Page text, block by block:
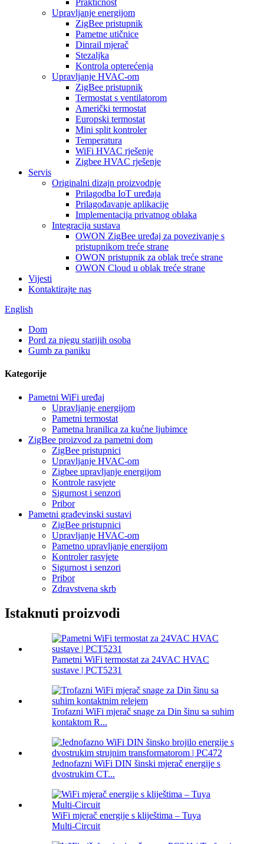
Praktičnost
Upravljanje energijom
ZigBee pristupnik
Pametne utičnice
Dinrail mjerač
Stezaljka
Kontrola opterećenja
Upravljanje HVAC-om
ZigBee pristupnik
Termostat s ventilatorom
Američki termostat
Europski termostat
Mini split kontroler
Temperatura
WiFi HVAC rješenje
Zigbee HVAC rješenje
Servis
Originalni dizajn proizvodnje
Prilagodba IoT uređaja
Prilagođavanje aplikacije
Implementacija privatnog oblaka
Integracija sustava
OWON ZigBee uređaj za povezivanje s
pristupnikom treće strane
OWON pristupnik za oblak treće strane
OWON Cloud u oblak treće strane
Vijesti
Kontaktirajte nas
English
Dom
Pord za njegu starijih osoba
Gumb za paniku
Kategorije
Pametni WiFi uređaj
Upravljanje energijom
Pametni termostat
Pametna hranilica za kućne ljubimce
ZigBee proizvod za pametni dom
ZigBee pristupnici
Upravljanje HVAC-om
Zigbee upravljanje energijom
Kontrole rasvjete
Sigurnost i senzori
Pribor
Pametni građevinski sustavi
ZigBee pristupnici
Upravljanje HVAC-om
Pametno upravljanje energijom
Kontroler rasvjete
Sigurnost i senzori
Pribor
Zdravstvena skrb
Istaknuti proizvodi
Pametni WiFi termostat za 24VAC HVAC
sustave | PCT5231
Trofazni WiFi mjerač snage za Din šinu sa suhim
kontaktom R...
Jednofazni WiFi DIN šinski mjerač energije s
dvostrukim CT...
WiFi mjerač energije s kliještima – Tuya
Multi‑Circuit